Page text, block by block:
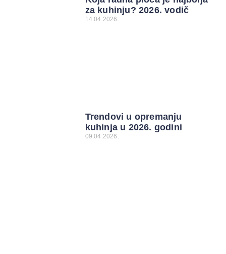
za kuhinju? 2026. vodič
14.04.2026.
Trendovi u opremanju
kuhinja u 2026. godini
09.04.2026.